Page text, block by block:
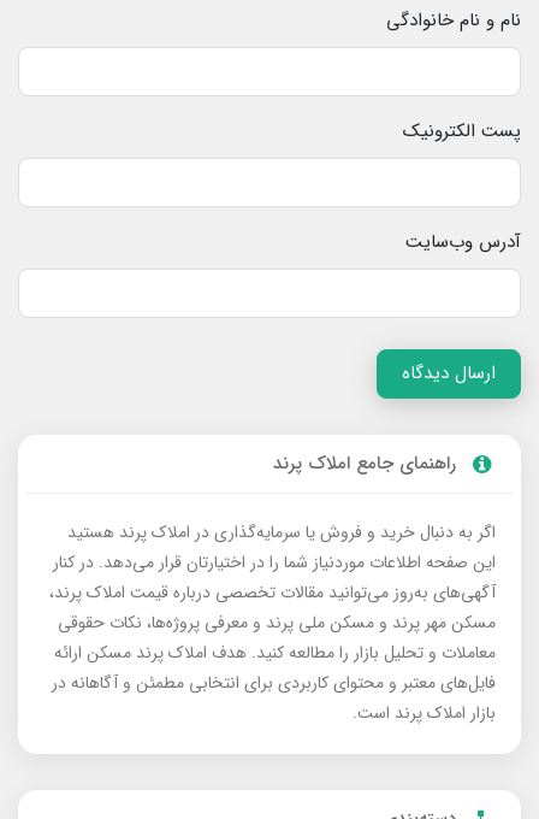
نام و نام خانوادگی
پست الکترونیک
آدرس وب‌سایت
ارسال دیدگاه
راهنمای جامع املاک پرند
اگر به دنبال خرید و فروش یا سرمایه‌گذاری در املاک پرند هستید
این صفحه اطلاعات موردنیاز شما را در اختیارتان قرار می‌دهد. در کنار
آگهی‌های به‌روز می‌توانید مقالات تخصصی درباره قیمت املاک پرند،
مسکن مهر پرند و مسکن ملی پرند و معرفی پروژه‌ها، نکات حقوقی
معاملات و تحلیل بازار را مطالعه کنید. هدف املاک پرند مسکن ارائه
فایل‌های معتبر و محتوای کاربردی برای انتخابی مطمئن و آگاهانه در
بازار املاک پرند است.